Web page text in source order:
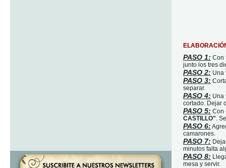
PASO 1: Con
junto los tres
PASO 2: Una
PASO 3:
separar.
PASO 4: Una
cortado. Dejar
PASO 5: Con
CASTILLO".
PASO 6:
camarones.
PASO 7:
minutos falta
PASO 8:
mesa y servir.